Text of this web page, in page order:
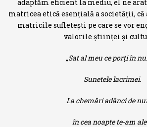
adaptăm eficient la mediu, el ne
matricea etică esenţială a societăţii, că
matricile sufleteşti pe care se vor
valorile ştiinţei şi
„Sat al meu ce porţi în
Sunetele lacrimei.
La chemări adânci de
în cea noapte te-am